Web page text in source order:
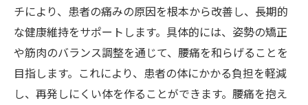
チにより、患者の痛みの原因を根本から改善し、長期的
な健康維持をサポートします。具体的には、姿勢の矯正
や筋肉のバランス調整を通じて、腰痛を和らげることを
目指します。これにより、患者の体にかかる負担を軽減
し、再発しにくい体を作ることができます。腰痛を抱え